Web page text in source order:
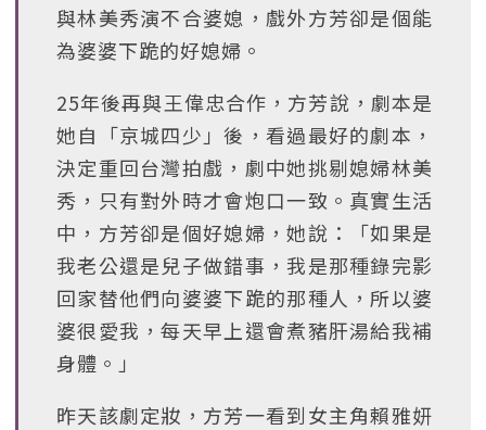
與林美秀演不合婆媳，戲外方芳卻是個能
為婆婆下跪的好媳婦。
25年後再與王偉忠合作，方芳說，劇本是
她自「京城四少」後，看過最好的劇本，
決定重回台灣拍戲，劇中她挑剔媳婦林美
秀，只有對外時才會炮口一致。真實生活
中，方芳卻是個好媳婦，她說：「如果是
我老公還是兒子做錯事，我是那種錄完影
回家替他們向婆婆下跪的那種人，所以婆
婆很愛我，每天早上還會煮豬肝湯給我補
身體。」
昨天該劇定妝，方芳一看到女主角賴雅妍